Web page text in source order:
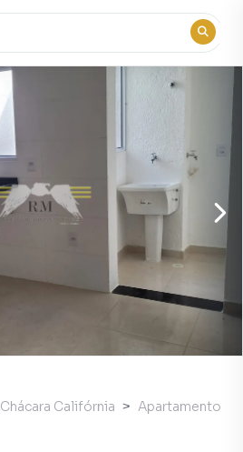
Chácara Califórnia
Apartamento